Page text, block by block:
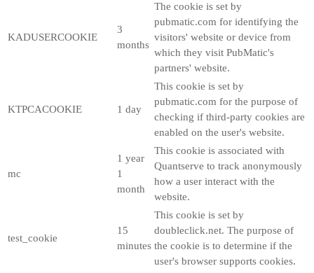
KADUSERCOOKIE
3
months
The cookie is set by
pubmatic.com for identifying the
visitors' website or device from
which they visit PubMatic's
partners' website.
KTPCACOOKIE 1 day
This cookie is set by
pubmatic.com for the purpose of
checking if third-party cookies are
enabled on the user's website.
mc
1 year
1
month
This cookie is associated with
Quantserve to track anonymously
how a user interact with the
website.
test_cookie
15
minutes
This cookie is set by
doubleclick.net. The purpose of
the cookie is to determine if the
user's browser supports cookies.